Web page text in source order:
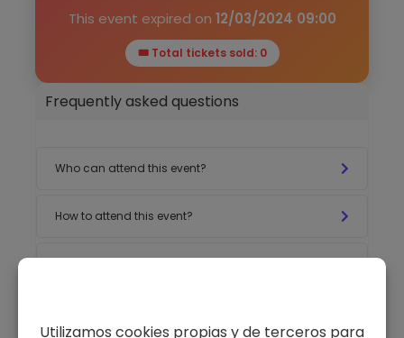
This event expired on 12/03/2024 09:00
🎟 Total tickets sold: 0
Frequently asked questions
Who can attend this event?
How to attend this event?